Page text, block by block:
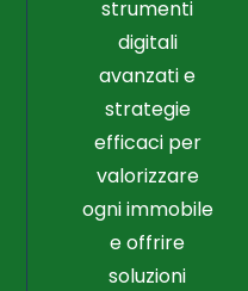
strumenti
digitali
avanzati e
strategie
efficaci per
valorizzare
ogni immobile
e offrire
soluzioni